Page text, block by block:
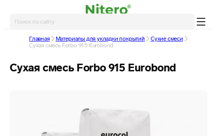
Главная Материалы для укладки покрытий
Сухие смеси
Сухая смесь Forbo 915 Eurobond
Сухая смесь Forbo 915 Eurobond